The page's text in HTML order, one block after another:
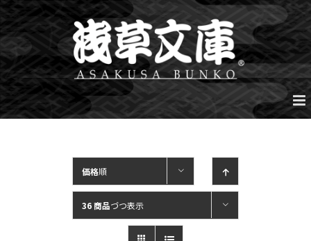
Skip
to
content
価格順
36 商品づつ表示